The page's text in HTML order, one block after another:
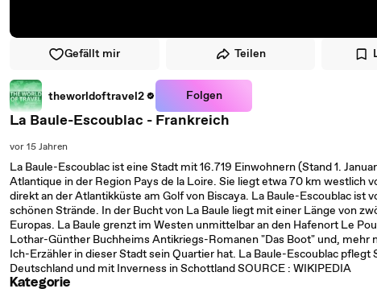
Gefällt mir Teilen
theworldoftravel2 Folgen
La Baule-Escoublac - Frankreich
vor 15 Jahren
La Baule-Escoublac ist eine Stadt mit 16.719 Einwohnern (Stand 1.
Atlantique in der Region Pays de la Loire. Sie liegt etwa 70 km westlich
direkt an der Atlantikküste am Golf von Biscaya. La Baule-Escoublac ist
schönen Strände. In der Bucht von La Baule liegt mit einer Länge von
Europas. La Baule grenzt im Westen unmittelbar an den Hafenort Le
Lothar-Günther Buchheims Antikriegs-Romanen "Das Boot" und, mehr
Ich-Erzähler in dieser Stadt sein Quartier hat. La Baule-Escoublac
Deutschland und mit Inverness in Schottland SOURCE : WIKIPEDIA
Kategorie